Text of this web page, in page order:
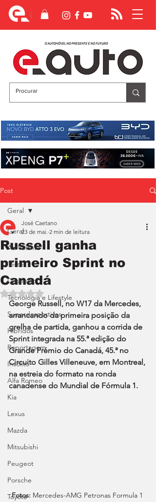
Post
Geral
Ao Volante
Teste
Desporto
Tecnologia e Lifestyle
Superdesportivos
Híbridos
Reportagem
Insólito
Alfa Romeo
Kia
Lexus
Mazda
Mitsubishi
Peugeot
Porsche
Toyota
Geral
Russell ganha
primeiro Sprint no
Canadá
José Caetano
23 de mai. 2 min de leitura
Avaliado com NaN de 5 estrelas.
George Russell, no W17 da Mercedes,
arrancando da primeira posição da
grelha de partida, ganhou a corrida de
Sprint integrada na 55.ª edição do
Grande Prémio do Canadá, 45.ª no
Circuito Gilles Villeneuve, em Montreal,
na estreia do formato na ronda
canadense do Mundial de Fórmula 1.
Fotos: Mercedes-AMG Petronas Formula 1